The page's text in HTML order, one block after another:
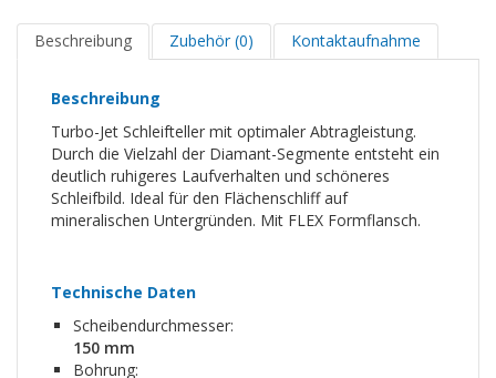
Beschreibung Zubehör (0) Kontaktaufnahme
Beschreibung
Turbo-Jet Schleifteller mit optimaler Abtragleistung.
Durch die Vielzahl der Diamant-Segmente entsteht ein
deutlich ruhigeres Laufverhalten und schöneres
Schleifbild. Ideal für den Flächenschliff auf
mineralischen Untergründen. Mit FLEX Formflansch.
Technische Daten
Scheibendurchmesser:
150 mm
Bohrung: